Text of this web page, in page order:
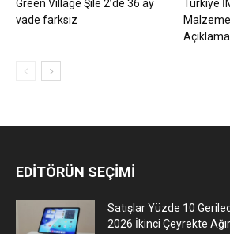
Green Village Şile 2’de 36 ay
vade farksız
Türkiye
EDİTÖRÜN SEÇİMİ
Satışlar Yüzde 10
2026 İkinci Çeyrekte Ağır